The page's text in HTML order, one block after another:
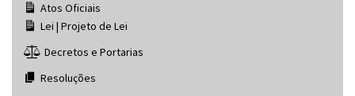
Atos Oficiais
Lei | Projeto de Lei
Decretos e Portarias
Resoluções